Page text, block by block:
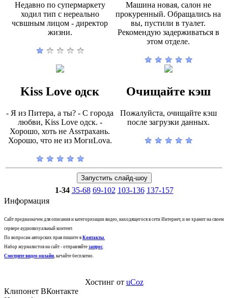
Недавно по супермаркету
ходил тип с нереально
чсвшным лицом - директор
жизни.
Машина новая, салон не
прокуренный. Обращались на
вы, пустили в туалет.
Рекомендую задерживаться в
этом отделе.
Kiss Love одск
- Я из Питера, а ты? - С города
любви, Kiss Love одск. -
Хорошо, хоть не Assтрахань.
Хорошо, что не из МогиLova.
Очищайте кэш
Пожалуйста, очищайте кэш
после загрузки данных.
1-34 35-68 69-102 103-136 137-157
Информация
Сайт предназначен для описания и категоризации видео, находящегося в сети Интернет, и не хранит на своем
сервере аудиовизуальный контент.
По вопросам авторских прав пишите в Контакты.
Набор журналистов на сайт - отправляйте запрос.
Смотрите видео онлайн, качайте бесплатно.
Хостинг от uCoz
Клипонет ВКонтакте